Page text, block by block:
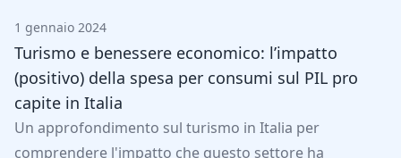
1 gennaio 2024
Turismo e benessere economico: l’impatto
(positivo) della spesa per consumi sul PIL pro
capite in Italia
Un approfondimento sul turismo in Italia per
comprendere l'impatto che questo settore ha